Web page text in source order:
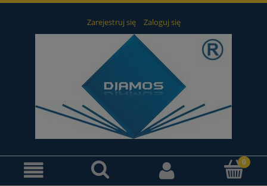
Zarejestruj się Zaloguj się